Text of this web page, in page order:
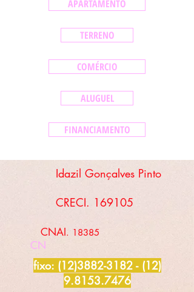
APARTAMENTO
TERRENO
COMÉRCIO
ALUGUEL
FINANCIAMENTO
Idazil Gonçalves Pinto
CRECI. 169105
CNAI. 18385
CN
fixo: (12)3882-3182 - (12)
9.8153.7476